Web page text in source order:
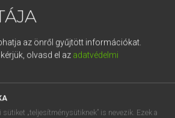
KERESÉS
szótár
az önről gyűjtött információkat.
olvasd el az adatvédelmi
„teljesítménysütiknek” is nevezik. Ezek a
i o p
l é á ű Ω
m , . AltGr